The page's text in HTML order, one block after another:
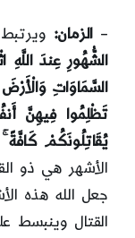
– الزمان:
الشُّهُورِ عِندَ
السَّمَاوَاتِ
تَظْلِمُوا فِيهِنَّ
يُقَاتِلُونَكُمْ كَافَّةً
الأشهر هي ذو
جعل الله هذه
القتال وينبسط